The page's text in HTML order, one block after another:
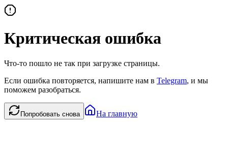
Критическая ошибка
Что-то пошло не так при загрузке страницы.
Если ошибка повторяется, напишите нам в Telegram, и мы
поможем разобраться.
Попробовать снова На главную